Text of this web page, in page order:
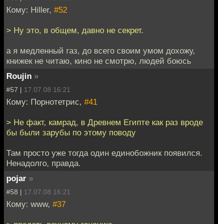
Кому: Hiller, #52
> Ну это, в общем, давно не секрет.
а я медленный газ, до всего своим умом дохожу,
книжек не читаю, кино не смотрю, людей боюсь
Roujin »
#57 | 17.07.08 16:21
Кому: Порнотетрис, #41
> Не факт, камрад, в Древнем Египте как раз вроде
бы были зарубы по этому поводу
Там просто уже тогда один единобожник появился.
Ненадолго, правда.
pojar »
#58 | 17.07.08 16:21
Кому: www, #37